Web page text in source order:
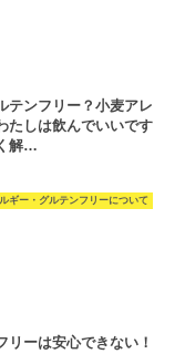
テンフリー？小麦アレ
たしは飲んでいいです
解…
ギー・グルテンフリーについて
リーは安心できない！